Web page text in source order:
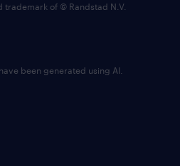
trademark of © Randstad N.V.
been generated using AI.